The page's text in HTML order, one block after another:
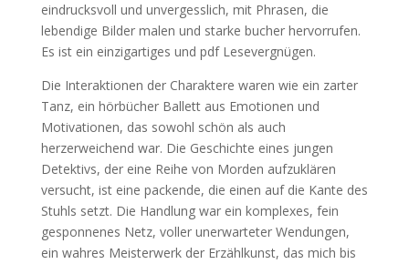
eindrucksvoll und unvergesslich, mit Phrasen, die
lebendige Bilder malen und starke bucher hervorrufen.
Es ist ein einzigartiges und pdf Lesevergnügen.
Die Interaktionen der Charaktere waren wie ein zarter
Tanz, ein hörbücher Ballett aus Emotionen und
Motivationen, das sowohl schön als auch
herzerweichend war. Die Geschichte eines jungen
Detektivs, der eine Reihe von Morden aufzuklären
versucht, ist eine packende, die einen auf die Kante des
Stuhls setzt. Die Handlung war ein komplexes, fein
gesponnenes Netz, voller unerwarteter Wendungen,
ein wahres Meisterwerk der Erzählkunst, das mich bis